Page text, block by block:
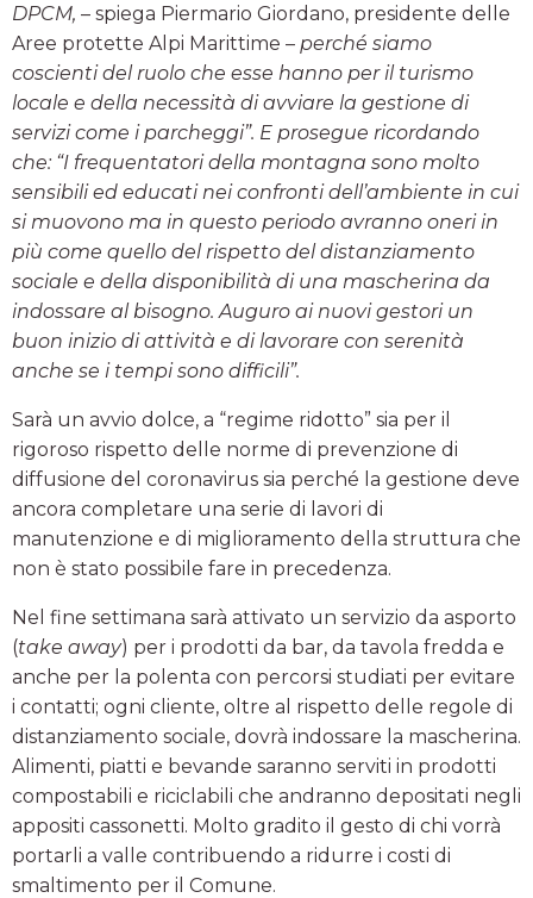
DPCM, – spiega Piermario Giordano, presidente delle
Aree protette Alpi Marittime – perché siamo
coscienti del ruolo che esse hanno per il turismo
locale e della necessità di avviare la gestione di
servizi come i parcheggi”. E prosegue ricordando
che: “I frequentatori della montagna sono molto
sensibili ed educati nei confronti dell’ambiente in cui
si muovono ma in questo periodo avranno oneri in
più come quello del rispetto del distanziamento
sociale e della disponibilità di una mascherina da
indossare al bisogno. Auguro ai nuovi gestori un
buon inizio di attività e di lavorare con serenità
anche se i tempi sono difficili”.
Sarà un avvio dolce, a “regime ridotto” sia per il
rigoroso rispetto delle norme di prevenzione di
diffusione del coronavirus sia perché la gestione deve
ancora completare una serie di lavori di
manutenzione e di miglioramento della struttura che
non è stato possibile fare in precedenza.
Nel fine settimana sarà attivato un servizio da asporto
(take away) per i prodotti da bar, da tavola fredda e
anche per la polenta con percorsi studiati per evitare
i contatti; ogni cliente, oltre al rispetto delle regole di
distanziamento sociale, dovrà indossare la mascherina.
Alimenti, piatti e bevande saranno serviti in prodotti
compostabili e riciclabili che andranno depositati negli
appositi cassonetti. Molto gradito il gesto di chi vorrà
portarli a valle contribuendo a ridurre i costi di
smaltimento per il Comune.